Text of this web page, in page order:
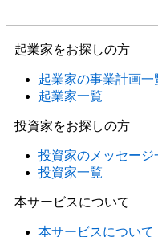
起業家をお探しの方
起業家の事業計画一
起業家一覧
投資家をお探しの方
投資家のメッセージ
投資家一覧
本サービスについて
本サービスについて